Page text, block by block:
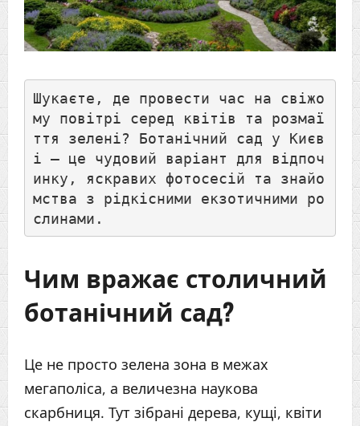
Шукаєте, де провести час на свіжо
му повітрі серед квітів та розмаї
ття зелені? Ботанічний сад у Києв
і — це чудовий варіант для відпоч
инку, яскравих фотосесій та знайо
мства з рідкісними екзотичними ро
слинами.
Чим вражає столичний
ботанічний сад?
Це не просто зелена зона в межах
мегаполіса, а величезна наукова
скарбниця. Тут зібрані дерева, кущі, квіти